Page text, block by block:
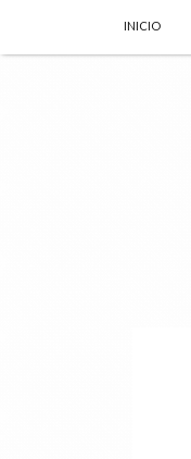
INICIO